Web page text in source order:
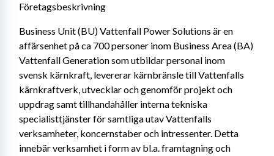
Företagsbeskrivning
Business Unit (BU) Vattenfall Power Solutions är en
affärsenhet på ca 700 personer inom Business Area (BA)
Vattenfall Generation som utbildar personal inom
svensk kärnkraft, levererar kärnbränsle till Vattenfalls
kärnkraftverk, utvecklar och genomför projekt och
uppdrag samt tillhandahåller interna tekniska
specialisttjänster för samtliga utav Vattenfalls
verksamheter, koncernstaber och intressenter. Detta
innebär verksamhet i form av bl.a. framtagning och